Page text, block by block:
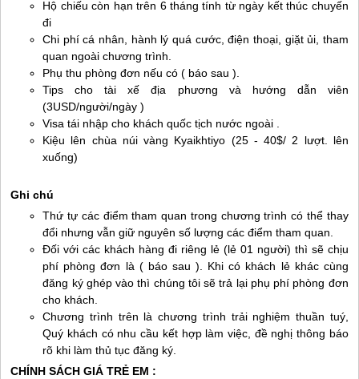
Hộ chiếu còn hạn trên 6 tháng tính từ ngày kết thúc chuyến
đi
Chi phí cá nhân, hành lý quá cước, điện thoại, giặt ủi, tham
quan ngoài chương trình.
Phụ thu phòng đơn nếu có ( báo sau ).
Tips cho tài xế địa phương và hướng dẫn viên
(3USD/người/ngày )
Visa tái nhập cho khách quốc tịch nước ngoài .
Kiệu lên chùa núi vàng Kyaikhtiyo (25 - 40$/ 2 lượt. lên
xuống)
Ghi chú
Thứ tự các điểm tham quan trong chương trình có thể thay
đổi nhưng vẫn giữ nguyên số lượng các điểm tham quan.
Đối với các khách hàng đi riêng lẻ (lẻ 01 người) thì sẽ chịu
phí phòng đơn là ( báo sau ). Khi có khách lẻ khác cùng
đăng ký ghép vào thì chúng tôi sẽ trả lại phụ phí phòng đơn
cho khách.
Chương trình trên là chương trình trải nghiệm thuần tuý,
Quý khách có nhu cầu kết hợp làm việc, đề nghị thông báo
rõ khi làm thủ tục đăng ký.
CHÍNH SÁCH GIÁ TRẺ EM :